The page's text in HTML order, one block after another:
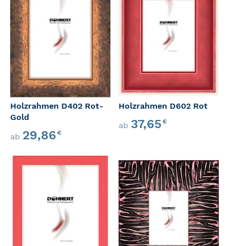
Holzrahmen D402 Rot-
Gold
ab 29,86€
Holzrahmen D602 Rot
ab 37,65€